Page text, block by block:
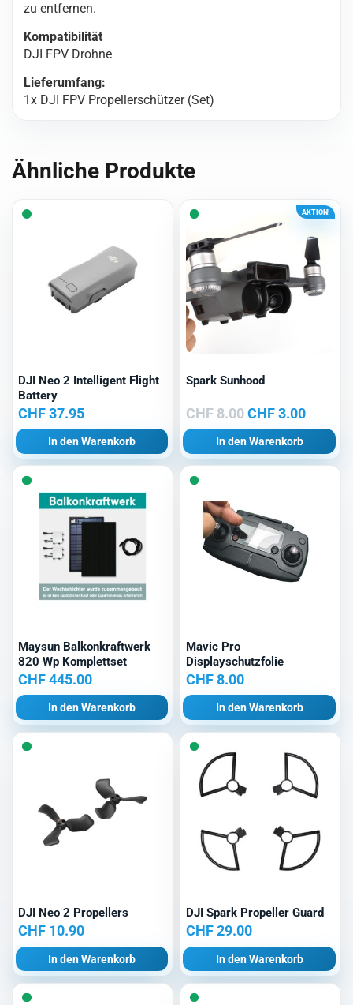
zu entfernen.
Kompatibilität
DJI FPV Drohne
Lieferumfang:
1x DJI FPV Propellerschützer (Set)
Ähnliche Produkte
DJI Neo 2 Intelligent Flight
Battery
CHF37.95
In den Warenkorb
AKTION!
Spark Sunhood
CHF8.00 Ursprünglicher
Preis
war:
CHF3.00
Preis
ist:
CHF
In den Warenkorb
Maysun Balkonkraftwerk
820 Wp Komplettset
CHF445.00
In den Warenkorb
Mavic Pro
Displayschutzfolie
CHF8.00
In den Warenkorb
DJI Neo 2 Propellers
CHF 10.90
In den Warenkorb
DJI Spark Propeller Guard
CHF29.00
In den Warenkorb